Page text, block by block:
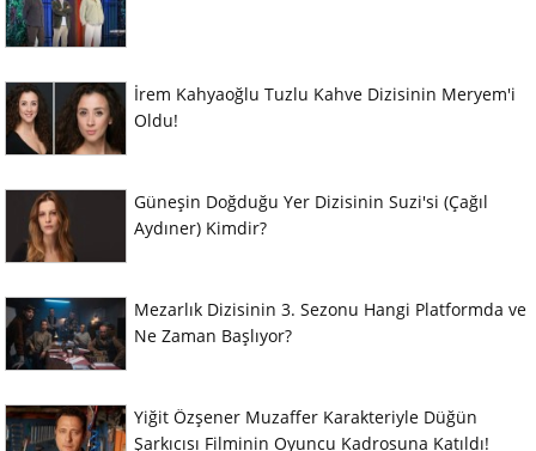
İrem Kahyaoğlu Tuzlu Kahve Dizisinin Meryem'i
Oldu!
Güneşin Doğduğu Yer Dizisinin Suzi'si (Çağıl
Aydıner) Kimdir?
Mezarlık Dizisinin 3. Sezonu Hangi Platformda ve
Ne Zaman Başlıyor?
Yiğit Özşener Muzaffer Karakteriyle Düğün
Şarkıcısı Filminin Oyuncu Kadrosuna Katıldı!